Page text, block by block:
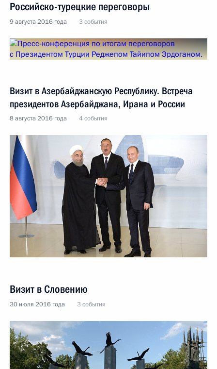
Российско-турецкие переговоры
9 августа 2016 года 3 события
Визит в Азербайджанскую Республику. Встреча
президентов Азербайджана, Ирана и России
8 августа 2016 года 4 события
Визит в Словению
30 июля 2016 года 3 события